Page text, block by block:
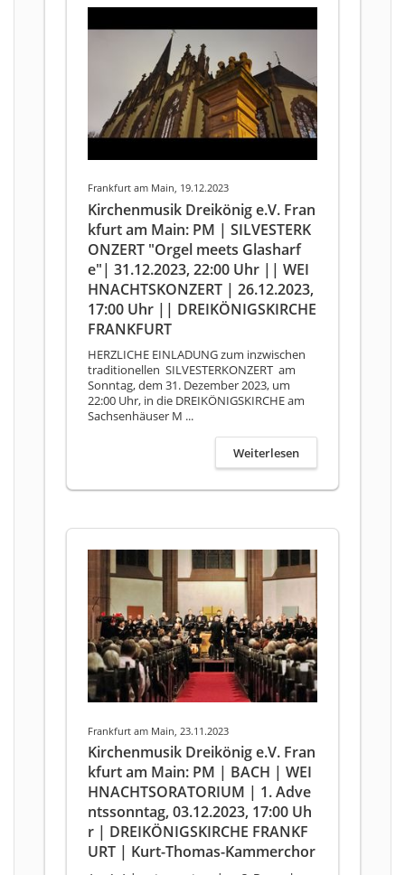
Frankfurt am Main, 19.12.2023
Kirchenmusik Dreikönig e.V. Fran
kfurt am Main: PM | SILVESTERK
ONZERT "Orgel meets Glasharf
e"| 31.12.2023, 22:00 Uhr || WEI
HNACHTSKONZERT | 26.12.2023,
17:00 Uhr || DREIKÖNIGSKIRCHE
FRANKFURT
HERZLICHE EINLADUNG zum inzwischen
traditionellen SILVESTERKONZERT am
Sonntag, dem 31. Dezember 2023, um
22:00 Uhr, in die DREIKÖNIGSKIRCHE am
Sachsenhäuser M ...
Weiterlesen
Frankfurt am Main, 23.11.2023
Kirchenmusik Dreikönig e.V. Fran
kfurt am Main: PM | BACH | WEI
HNACHTSORATORIUM | 1. Adve
ntssonntag, 03.12.2023, 17:00 Uh
r | DREIKÖNIGSKIRCHE FRANKF
URT | Kurt-Thomas-Kammerchor